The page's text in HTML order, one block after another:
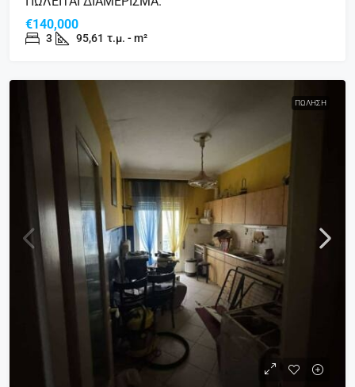
€140,000
3 95,61 τ.μ. - m²
ΠΏΛΗΣΗ